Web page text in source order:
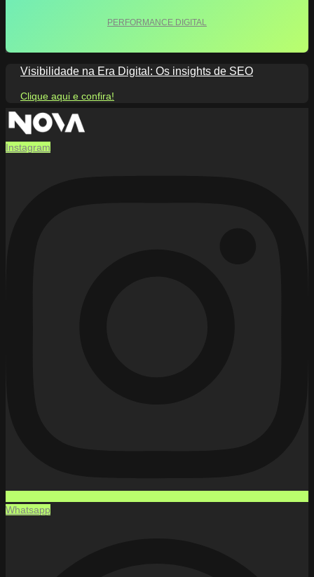
PERFORMANCE DIGITAL
Visibilidade na Era Digital: Os insights de SEO
Clique aqui e confira!
Instagram
Whatsapp